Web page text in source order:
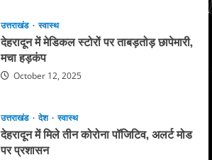
उत्तराखंड स्वास्थ
देहरादून में मेडिकल स्टोरों पर ताबड़तोड़ छापेमारी,
मचा हड़कंप
October 12, 2025
उत्तराखंड देश स्वास्थ
देहरादून में मिले तीन कोरोना पॉजिटिव, अलर्ट मोड
पर प्रशासन